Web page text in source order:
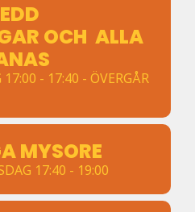
OCH ALLA
- 17:40 - ÖVERGÅR
MYSORE
17:40 - 19:00